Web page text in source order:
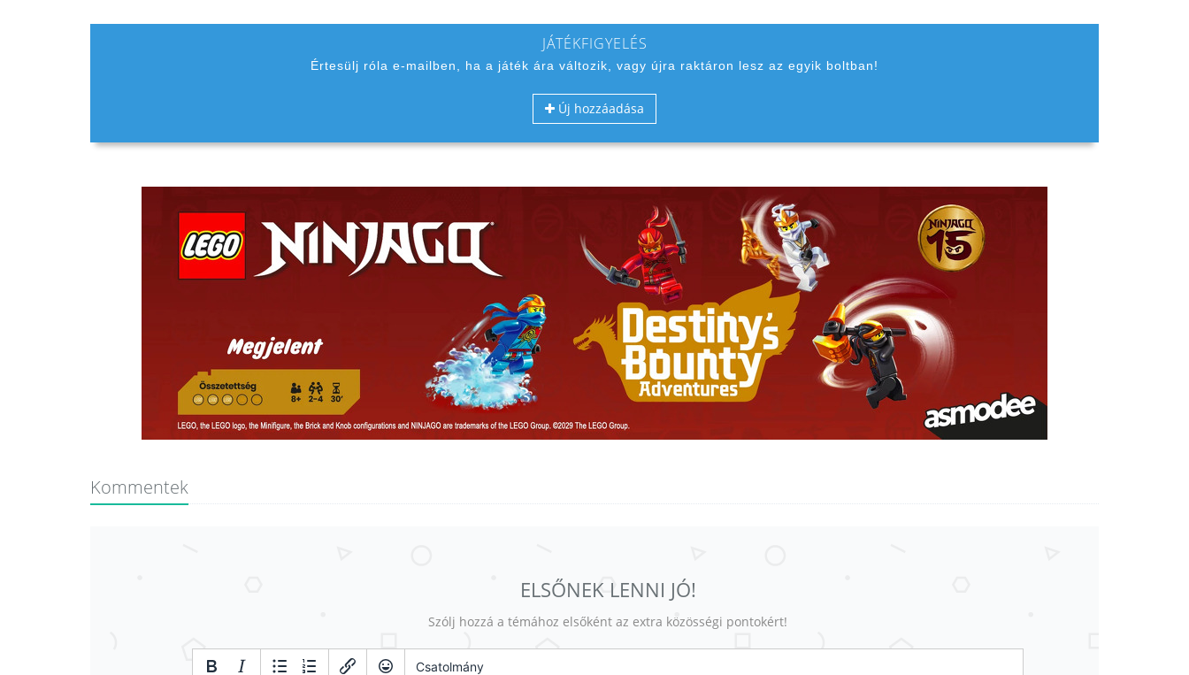
JÁTÉKFIGYELÉS
Értesülj róla e-mailben, ha a játék ára változik, vagy újra raktáron lesz az egyik boltban!
Új hozzáadása
Kommentek
ELSŐNEK LENNI JÓ!
Szólj hozzá a témához elsőként az extra közösségi pontokért!
Csatolmány